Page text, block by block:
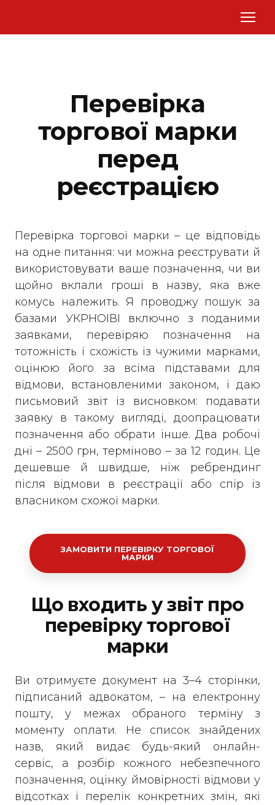
Перевірка
торгової марки
перед
реєстрацією
Перевірка торгової марки – це відповідь
на одне питання: чи можна реєструвати й
використовувати ваше позначення, чи ви
щойно вклали гроші в назву, яка вже
комусь належить. Я проводжу пошук за
базами УКРНОІВІ включно з поданими
заявками, перевіряю позначення на
тотожність і схожість із чужими марками,
оцінюю його за всіма підставами для
відмови, встановленими законом, і даю
письмовий звіт із висновком: подавати
заявку в такому вигляді, доопрацювати
позначення або обрати інше. Два робочі
дні – 2500 грн, терміново – за 12 годин. Це
дешевше й швидше, ніж ребрендинг
після відмови в реєстрації або спір із
власником схожої марки.
ЗАМОВИТИ ПЕРЕВІРКУ ТОРГОВОЇ
МАРКИ
Що входить у звіт про
перевірку торгової
марки
Ви отримуєте документ на 3–4 сторінки,
підписаний адвокатом, – на електронну
пошту, у межах обраного терміну з
моменту оплати. Не список знайдених
назв, який видає будь-який онлайн-
сервіс, а розбір кожного небезпечного
позначення, оцінку ймовірності відмови у
відсотках і перелік конкретних змін, які